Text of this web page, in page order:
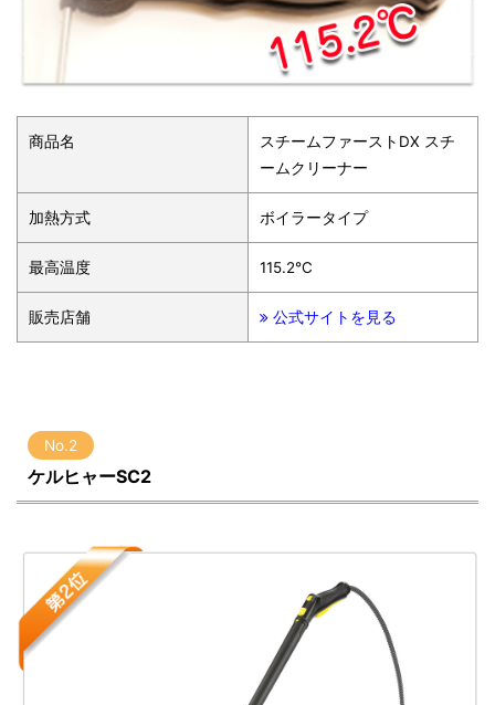
商品名
スチームファーストDX スチ
ームクリーナー
加熱方式 ボイラータイプ
最高温度 115.2℃
販売店舗 公式サイトを見る
No.2
ケルヒャーSC2